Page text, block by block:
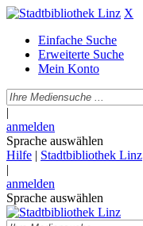
X
Einfache Suche
Erweiterte Suche
Mein Konto
|
anmelden
Sprache auswählen
Hilfe | Stadtbibliothek Linz
|
anmelden
Sprache auswählen